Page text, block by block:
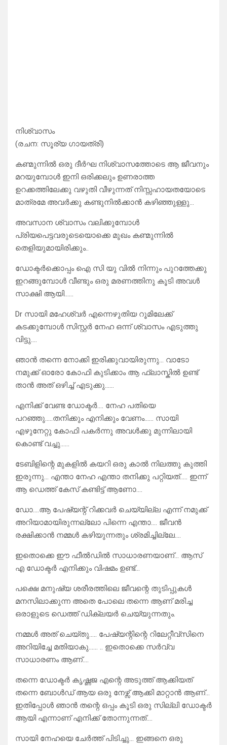
നിശ്വാസം
(രചന: സൂര്യ ഗായത്രി)
കണ്മുന്നിൽ ഒരു ദീർഘ നിശ്വാസത്തോടെ ആ ജീവനും
മറയുമ്പോൾ ഇനി ഒരിക്കലും ഉണരാത്ത
ഉറക്കത്തിലേക്കു വഴുതി വീഴുന്നത് നിസ്സഹായതയോടെ
മാത്രമേ അവർക്കു കണ്ടുനിൽക്കാൻ കഴിഞ്ഞുള്ളു…
അവസാന ശ്വാസം വലിക്കുമ്പോൾ
പ്രിയപെട്ടവരുടെയൊക്കെ മുഖം കണ്മുന്നിൽ
തെളിയുമായിരിക്കും..
ഡോക്ടർക്കൊപ്പം ഐ സി യു വിൽ നിന്നും പുറത്തേക്കു
ഇറങ്ങുമ്പോൾ വീണ്ടും ഒരു മരണത്തിനു കൂടി അവൾ
സാക്ഷി ആയി……
Dr സായി മഹേശ്വർ എന്നെഴുതിയ റൂമിലേക്ക്‌
കടക്കുമ്പോൾ സിസ്റ്റർ നേഹ ഒന്ന് ശ്വാസം എടുത്തു
വിട്ടു….
ഞാൻ തന്നെ നോക്കി ഇരിക്കുവായിരുന്നു… വാടോ
നമുക്ക് ഓരോ കോഫി കുടിക്കാം ആ ഫ്ലാസ്കിൽ ഉണ്ട്
താൻ അത് ഒഴിച്ച് എടുക്കു……
എനിക്ക് വേണ്ട ഡോക്ടർ…. നേഹ പതിയെ
പറഞ്ഞു…..തനിക്കും എനിക്കും വേണം…… സായി
എഴുനേറ്റു കോഫി പകർന്നു അവൾക്കു മുന്നിലായി
കൊണ്ട് വച്ചു……
ടേബിളിന്റെ മുകളിൽ കയറി ഒരു കാൽ നിലത്തു കുത്തി
ഇരുന്നു… എന്താ നേഹ എന്താ തനിക്കു പറ്റിയത്….. ഇന്ന്
ആ ഡെത്ത് കേസ് കണ്ടിട്ട് ആണോ….
ഡോ….ആ പേഷ്യന്റ് റിക്കവർ ചെയ്യില്ല എന്ന് നമുക്ക്
അറിയാമായിരുന്നല്ലോ പിന്നെ എന്താ…. ജീവൻ
രക്ഷിക്കാൻ നമ്മൾ കഴിയുന്നതും ശ്രമിച്ചില്ലേ….
ഇതൊക്കെ ഈ ഫീൽഡിൽ സാധാരണയാണ്… ആസ്
എ ഡോക്ടർ എനിക്കും വിഷമം ഉണ്ട്…
പക്ഷെ മനുഷ്യ ശരീരത്തിലെ ജീവന്റെ തുടിപ്പുകൾ
മനസിലാക്കുന്ന അതെ പോലെ തന്നെ ആണ് മരിച്ച
ഒരാളുടെ ഡെത്ത് ഡിക്ലയർ ചെയ്യുന്നതും.
നമ്മൾ അത് ചെയ്തു….. പേഷ്യന്റിന്റെ റിലേറ്റീവ്സിനെ
അറിയിച്ചേ മതിയാകു…… .. ഇതൊക്കെ സർവ്വ
സാധാരണം ആണ്….
തന്നെ ഡോക്ടർ കൃഷ്ണജ എന്റെ അടുത്ത് ആക്കിയത്
തന്നെ ബോൾഡ് ആയ ഒരു നേഴ്സ് ആക്കി മാറ്റാൻ ആണ്…
ഇതിപ്പോൾ ഞാൻ തന്റെ ഒപ്പം കൂടി ഒരു സില്ലി ഡോക്ടർ
ആയി എന്നാണ് എനിക്ക് തോന്നുന്നത്….
സായി നേഹയെ ചേർത്ത് പിടിച്ചു… ഇങ്ങനെ ഒരു